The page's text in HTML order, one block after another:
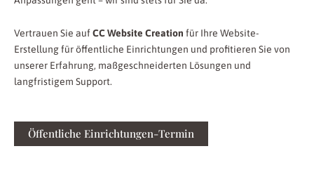
Vertrauen Sie aufCC Website Creation für Ihre Website-
Erstellung für öffentliche Einrichtungen und profitieren Sie von
unserer Erfahrung, maßgeschneiderten Lösungen und
langfristigem Support.
Öffentliche Einrichtungen-Termin